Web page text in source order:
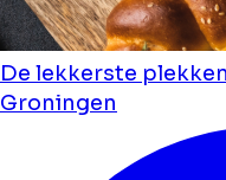
De lekkerste
Groningen